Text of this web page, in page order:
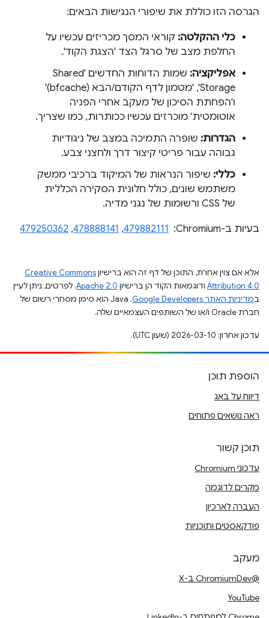
הגרסה הזו כוללת את שיפורי הנגישות הבאים:
כלי ההקלטה: קוראי המסך מכריזים עכשיו על
החלפת מצב של סרגל הצד 'הצגת הקוד'.
אפליקציה:
שמות הדוחות החדשים 'Shared
Storage', 'מטמון לדף הקודם/הבא (bfcache)'
ו'הפחתת הסיכון של מעקב אחרי הפניה
אוטומטית' מוכרזים עכשיו ככותרות, כמו שצריך.
הגדרות: שופרה התמיכה במצב של ניגודיות
גבוהה עבור פריטי קיצור דרך ולחצני צבע.
כללי: שיפור הנראות של המיקוד ברכיבי ממשק
משתמש שונים, כולל חלונית הסקירה הכללית
של CSS ורשומות של נגני מדיה.
בעיות ב-Chromium: ‏ 479882111
,
478888141
,
479250362
אלא אם צוין אחרת, התוכן של דף זה הוא ברישיוןCreative Commons
Attribution 4.0 ודוגמאות הקוד הן ברישיון Apache 2.0. לפרטים, ניתן לעיין
במדיניות האתר Google Developers‏
.‏ Java הוא סימן מסחרי רשום של
חברת Oracle ו/או של השותפים העצמאיים שלה.
עדכון אחרון: 2026-03-10 (שעון UTC).
הוספת תוכן
דיווח על באג
ראה נושאים פתוחים
תוכן קשור
עדכוני Chromium
מקרים לדוגמה
העברה לארכיון
פודקאסטים ותוכניות
מעקב
@ChromiumDev ב-X
YouTube